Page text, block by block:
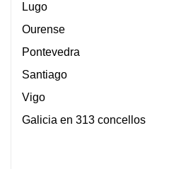
Lugo
Ourense
Pontevedra
Santiago
Vigo
Galicia en 313 concellos